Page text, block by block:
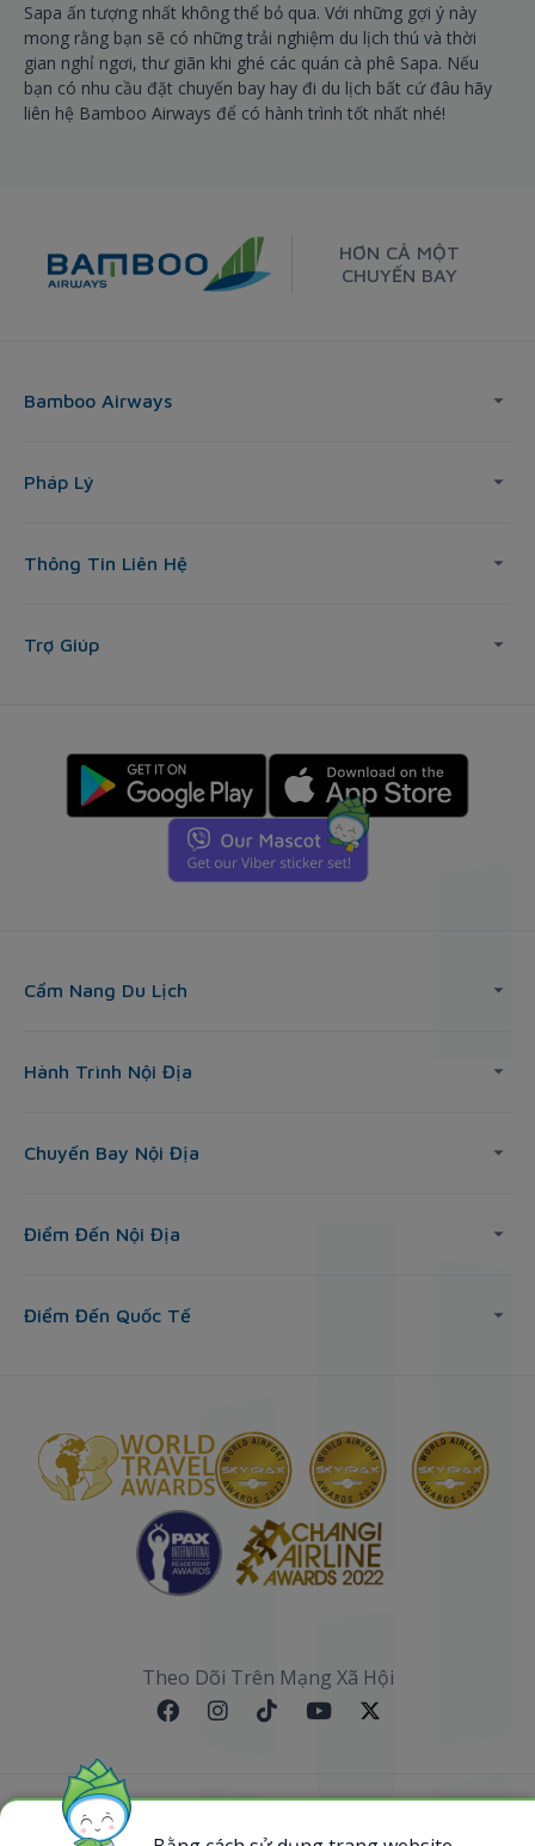
Sapa ấn tượng nhất không thể bỏ qua. Với những gợi ý này
mong rằng bạn sẽ có những trải nghiệm du lịch thú và thời
gian nghỉ ngơi, thư giãn khi ghé các quán cà phê Sapa. Nếu
bạn có nhu cầu đặt chuyến bay hay đi du lịch bất cứ đâu hãy
liên hệ Bamboo Airways để có hành trình tốt nhất nhé!
HƠN CẢ MỘT
CHUYẾN BAY
Bamboo Airways
Pháp Lý
Thông Tin Liên Hệ
Trợ Giúp
Cẩm Nang Du Lịch
Hành Trình Nội Địa
Chuyến Bay Nội Địa
Điểm Đến Nội Địa
Điểm Đến Quốc Tế
Theo Dõi Trên Mạng Xã Hội
Sơ đồ website